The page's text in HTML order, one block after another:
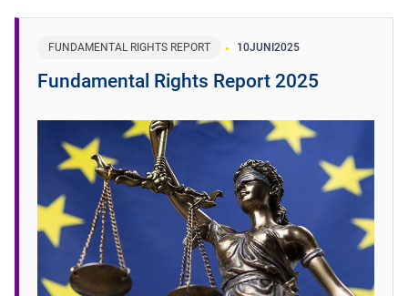
FUNDAMENTAL RIGHTS REPORT 10JUNI 2025
Fundamental Rights Report 2025